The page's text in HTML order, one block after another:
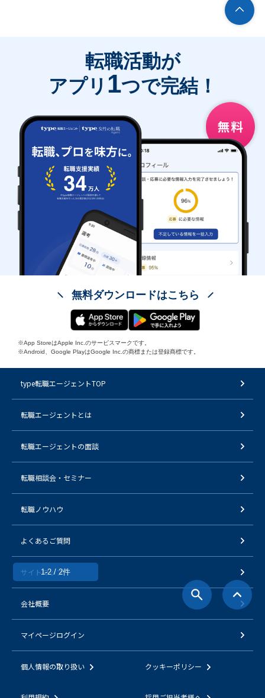
1-2 / 2件
転職活動が
アプリ 1つで完結！
無料ダウンロードはこちら
※App StoreはApple Inc.のサービスマークです。
※Android、Google PlayはGoogle Inc.の商標または登録商標です。
type転職エージェントTOP
転職エージェントとは
転職エージェントの面談
転職相談会・セミナー
転職ノウハウ
よくあるご質問
サイトマップ
会社概要
マイページログイン
個人情報の取り扱い クッキーポリシー